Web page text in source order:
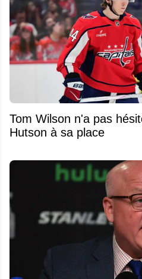
Tom Wilson n'a pas
Hutson à sa place